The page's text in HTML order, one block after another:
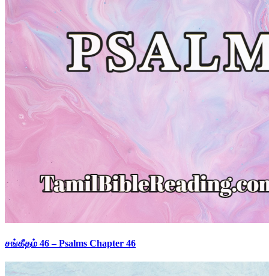
சங்கீதம் 46 – Psalms Chapter 46